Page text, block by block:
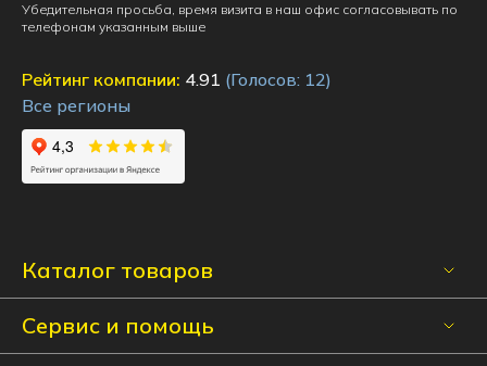
Каталог товаров
Сервис и помощь
Убедительная просьба, время визита в наш офис согласовывать по
телефонам указанным выше
Рейтинг компании: 4.91 (Голосов: 12)
Все регионы